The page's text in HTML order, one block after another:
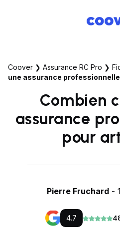
Coover ❯ Assurance RC Pro ❯
une assurance
Combien
assurance
pour
Pierre Fruchard -
4.7